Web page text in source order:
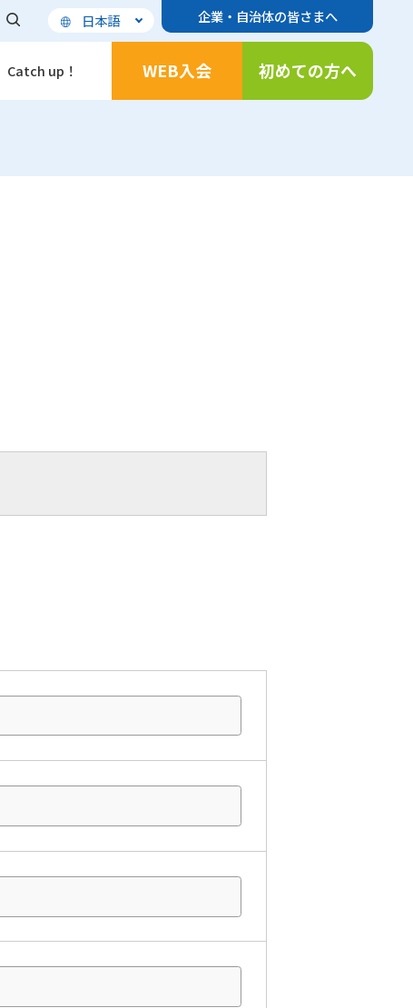
日本語 企業・自治体の皆さまへ
Catch up！ WEB入会 初めての方へ